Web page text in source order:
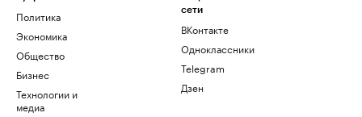
Политика
Экономика
Общество
Бизнес
Технологии и
медиа
сети
ВКонтакте
Одноклассники
Telegram
Дзен